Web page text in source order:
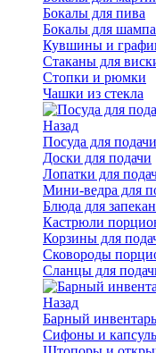
Бокалы для пива
Бокалы для
Кувшины и
Стаканы для
Стопки и рюмки
Чашки из стекла
Назад
Посуда для подачи
Доски для подачи
Лопатки для
Мини-ведра для
Блюда для
Кастрюли
Корзины для
Сковороды
Сланцы для
Назад
Барный инвентарь
Сифоны и